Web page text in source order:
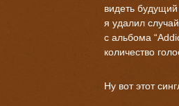
видеть
я удалил
с альбома
количество
Ну вот этот